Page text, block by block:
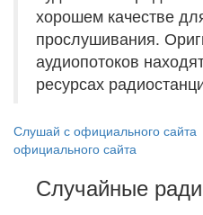
хорошем качестве
прослушивания.
аудиопотоков
ресурсах
Слушай с официального сайта
официального сайта
Случайные